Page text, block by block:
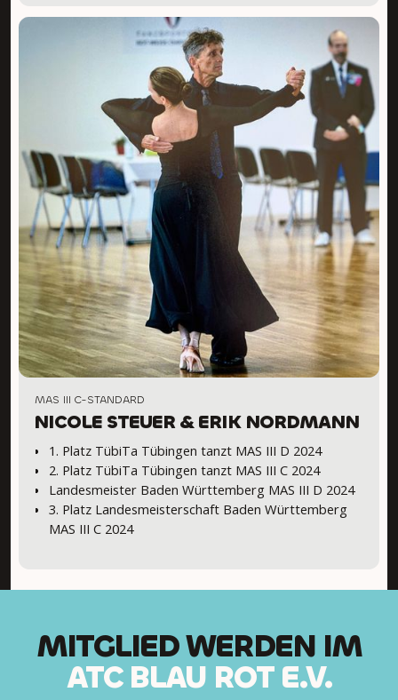
MAS III C-STANDARD
NICOLE STEUER & ERIK NORDMANN
1. Platz TübiTa Tübingen tanzt MAS III D 2024
2. Platz TübiTa Tübingen tanzt MAS III C 2024
Landesmeister Baden Württemberg MAS III D 2024
3. Platz Landesmeisterschaft Baden Württemberg
MAS III C 2024
MITGLIED WERDEN IM
ATC BLAU ROT E.V.